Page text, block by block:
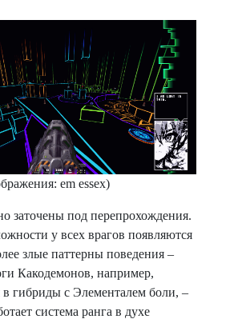
em essex)
заточены под перепрохождения.
у всех врагов появляются
злые паттерны поведения –
Какодемонов, например,
гибриды с Элементалем боли, –
система ранга в духе